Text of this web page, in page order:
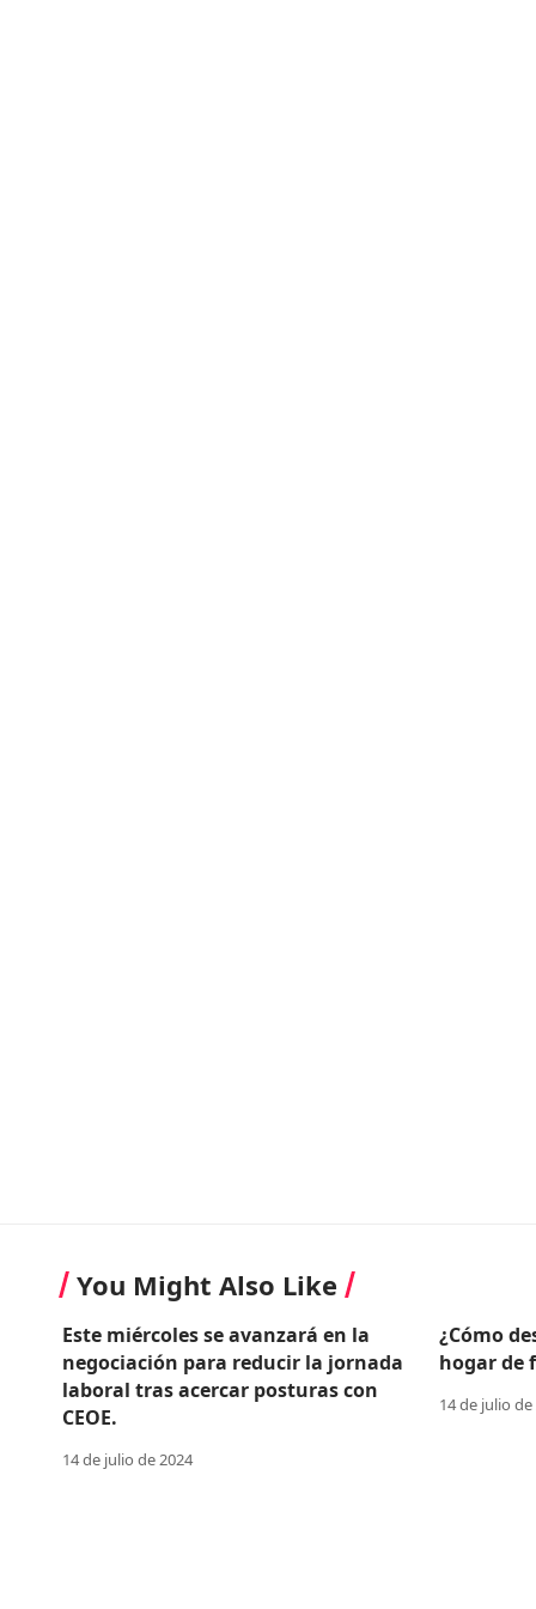
You Might Also Like
Este miércoles se avanzará en la
negociación para reducir la jornada
laboral tras acercar posturas con
CEOE.
14 de julio de 2024
¿Cómo
hogar de
14 de julio de